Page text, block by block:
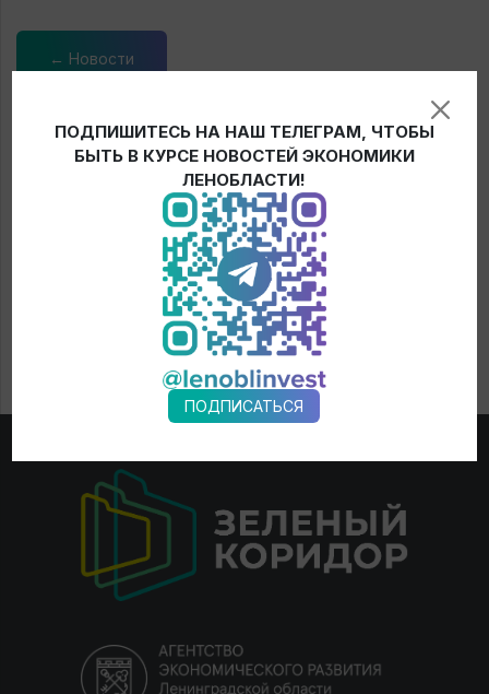
← Новости
ПОДПИШИТЕСЬ НА НАШ ТЕЛЕГРАМ, ЧТОБЫ
БЫТЬ В КУРСЕ НОВОСТЕЙ ЭКОНОМИКИ
ЛЕНОБЛАСТИ!
ПОДПИСАТЬСЯ